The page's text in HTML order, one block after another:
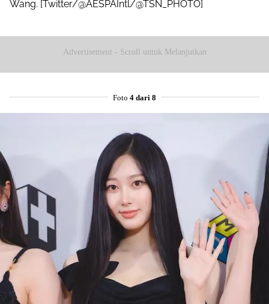
Wang. [Twitter/@AESPAIntl/@TSN_PHOTO]
Advertisement - Scroll untuk Melanjutkan
Foto 4 dari 8